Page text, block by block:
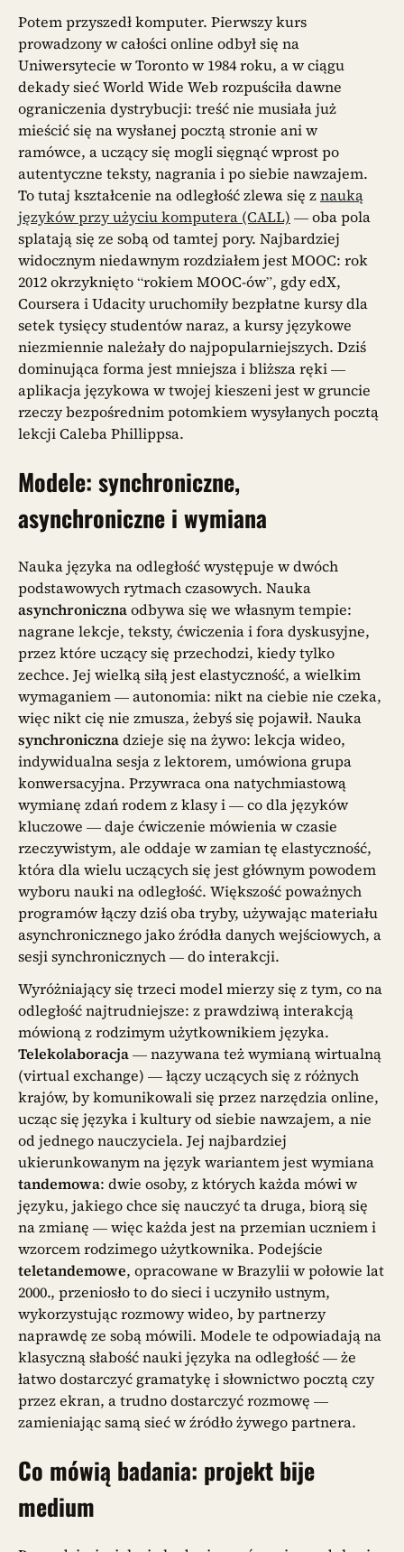
Potem przyszedł komputer. Pierwszy kurs
prowadzony w całości online odbył się na
Uniwersytecie w Toronto w 1984 roku, a w ciągu
dekady sieć World Wide Web rozpuściła dawne
ograniczenia dystrybucji: treść nie musiała już
mieścić się na wysłanej pocztą stronie ani w
ramówce, a uczący się mogli sięgnąć wprost po
autentyczne teksty, nagrania i po siebie nawzajem.
To tutaj kształcenie na odległość zlewa się znauką
języków przy użyciu komputera (CALL) — oba pola
splatają się ze sobą od tamtej pory. Najbardziej
widocznym niedawnym rozdziałem jest MOOC: rok
2012 okrzyknięto “rokiem MOOC-ów”, gdy edX,
Coursera i Udacity uruchomiły bezpłatne kursy dla
setek tysięcy studentów naraz, a kursy językowe
niezmiennie należały do najpopularniejszych. Dziś
dominująca forma jest mniejsza i bliższa ręki —
aplikacja językowa w twojej kieszeni jest w gruncie
rzeczy bezpośrednim potomkiem wysyłanych pocztą
lekcji Caleba Phillippsa.
Modele: synchroniczne,
asynchroniczne i wymiana
Nauka języka na odległość występuje w dwóch
podstawowych rytmach czasowych. Nauka
asynchronicznaodbywa się we własnym tempie:
nagrane lekcje, teksty, ćwiczenia i fora dyskusyjne,
przez które uczący się przechodzi, kiedy tylko
zechce. Jej wielką siłą jest elastyczność, a wielkim
wymaganiem — autonomia: nikt na ciebie nie czeka,
więc nikt cię nie zmusza, żebyś się pojawił. Nauka
synchronicznadzieje się na żywo: lekcja wideo,
indywidualna sesja z lektorem, umówiona grupa
konwersacyjna. Przywraca ona natychmiastową
wymianę zdań rodem z klasy i — co dla języków
kluczowe — daje ćwiczenie mówienia w czasie
rzeczywistym, ale oddaje w zamian tę elastyczność,
która dla wielu uczących się jest głównym powodem
wyboru nauki na odległość. Większość poważnych
programów łączy dziś oba tryby, używając materiału
asynchronicznego jako źródła danych wejściowych, a
sesji synchronicznych — do interakcji.
Wyróżniający się trzeci model mierzy się z tym, co na
odległość najtrudniejsze: z prawdziwą interakcją
mówioną z rodzimym użytkownikiem języka.
Telekolaboracja— nazywana też wymianą wirtualną
(virtual exchange) — łączy uczących się z różnych
krajów, by komunikowali się przez narzędzia online,
ucząc się języka i kultury od siebie nawzajem, a nie
od jednego nauczyciela. Jej najbardziej
ukierunkowanym na język wariantem jest wymiana
tandemowa: dwie osoby, z których każda mówi w
języku, jakiego chce się nauczyć ta druga, biorą się
na zmianę — więc każda jest na przemian uczniem i
wzorcem rodzimego użytkownika. Podejście
teletandemowe, opracowane w Brazylii w połowie lat
2000., przeniosło to do sieci i uczyniło ustnym,
wykorzystując rozmowy wideo, by partnerzy
naprawdę ze sobą mówili. Modele te odpowiadają na
klasyczną słabość nauki języka na odległość — że
łatwo dostarczyć gramatykę i słownictwo pocztą czy
przez ekran, a trudno dostarczyć rozmowę —
zamieniając samą sieć w źródło żywego partnera.
Co mówią badania: projekt bije
medium